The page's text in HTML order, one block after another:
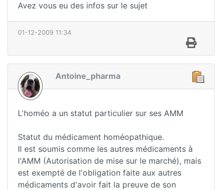
Avez vous eu des infos sur le sujet
01-12-2009 11:34
Antoine_pharma
L'homéo a un statut particulier sur ses AMM
Statut du médicament homéopathique.
Il est soumis comme les autres médicaments à
l'AMM (Autorisation de mise sur le marché), mais
est exempté de l'obligation faite aux autres
médicaments d'avoir fait la preuve de son